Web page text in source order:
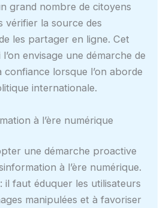
grand nombre de citoyens
vérifier la source des
les partager en ligne. Cet
envisage une démarche de
confiance lorsque l’on aborde
internationale.
à l’ère numérique
une démarche proactive
à l’ère numérique.
il faut éduquer les utilisateurs
manipulées et à favoriser